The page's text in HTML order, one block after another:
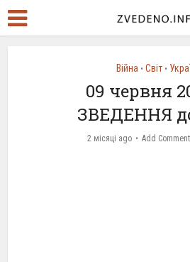
Війна • Світ •
09 червня
ЗВЕДЕННЯ
2 місяці ago Add Comment